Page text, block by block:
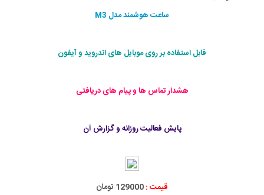
ساعت هوشمند مدل M3
قابل استفاده بر روی موبایل های اندروید و آیفون
هشدار تماس ها و پیام های دریافتی
پایش فعالیت روزانه و گزارش آن
قیمت :129000 تومان